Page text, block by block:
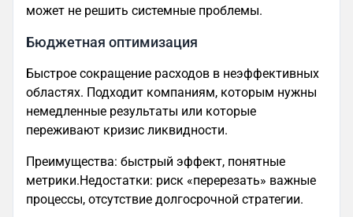
может не решить системные проблемы.
Бюджетная оптимизация
Быстрое сокращение расходов в неэффективных
областях. Подходит компаниям, которым нужны
немедленные результаты или которые
переживают кризис ликвидности.
Преимущества: быстрый эффект, понятные
метрики.Недостатки: риск «перерезать» важные
процессы, отсутствие долгосрочной стратегии.